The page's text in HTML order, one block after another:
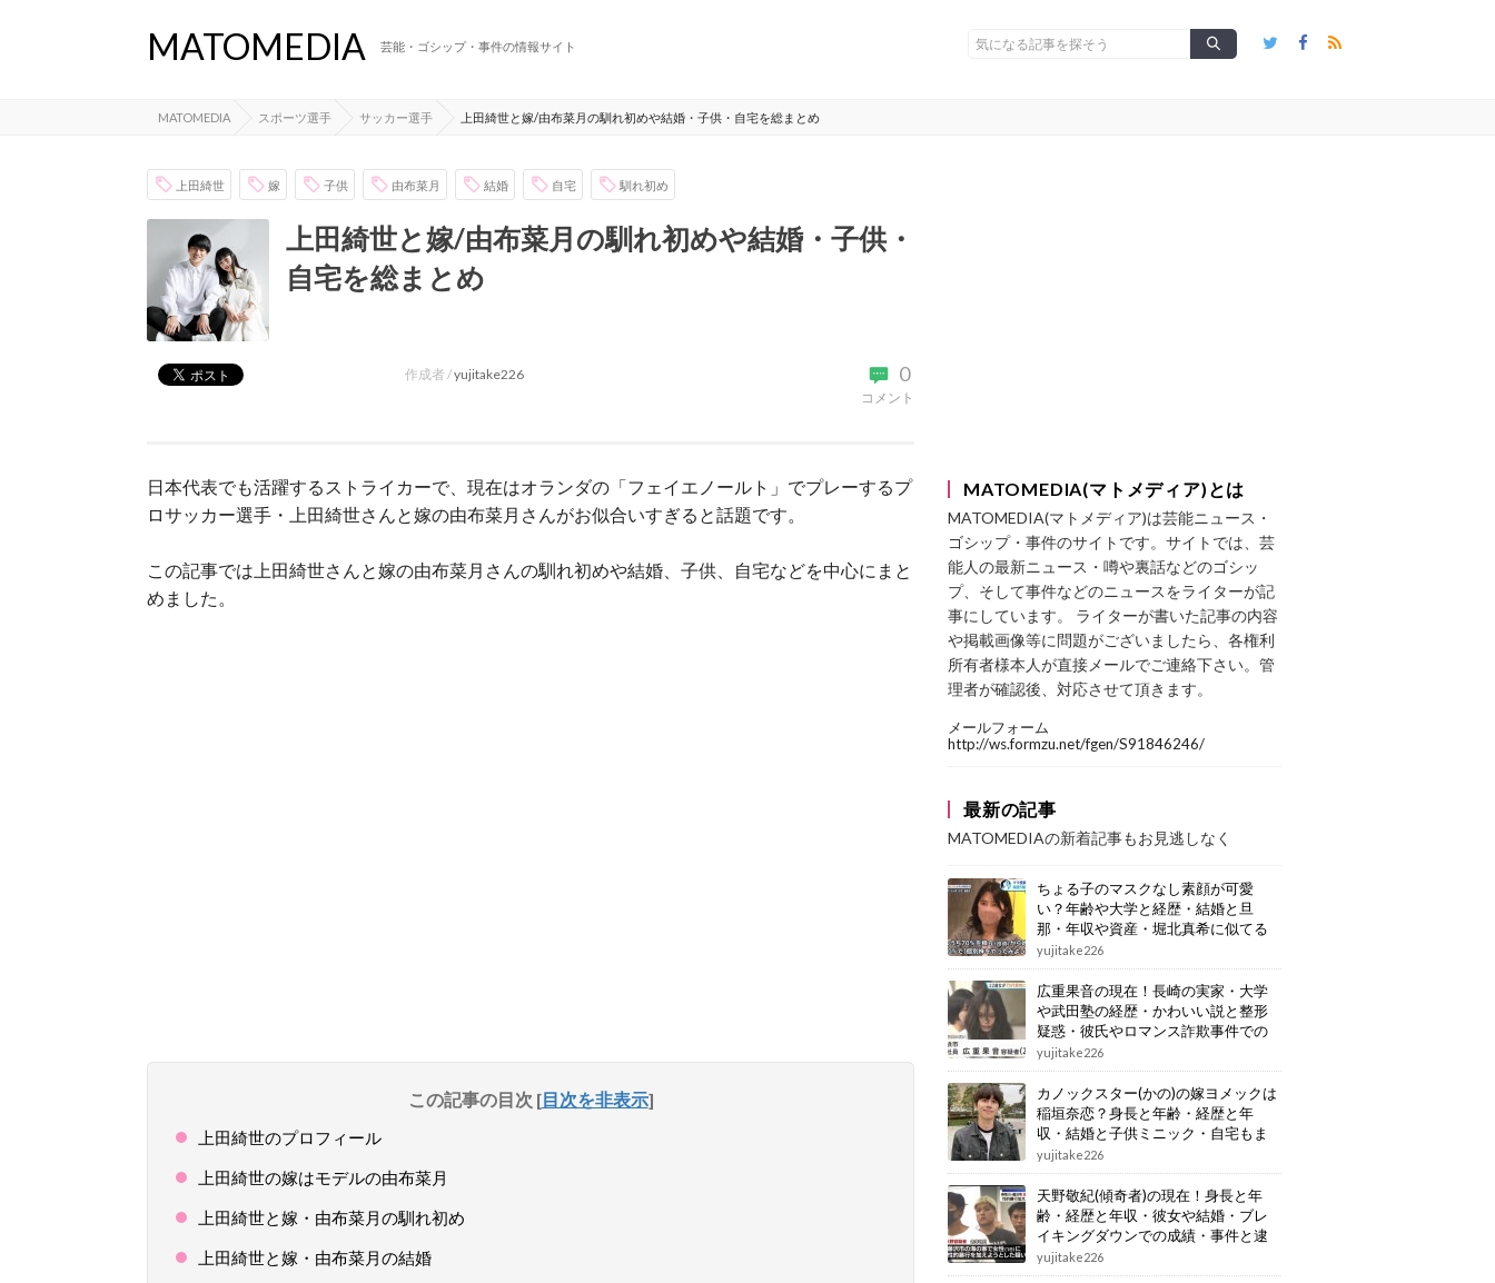
MATOMEDIA 芸能・ゴシップ・事件の情報サイト
MATOMEDIA スポーツ選手 サッカー選手 上田綺世と嫁/由布菜月の馴れ初めや結婚・子供・自宅を総まとめ
上田綺世 嫁 子供 由布菜月 結婚 自宅 馴れ初め
上田綺世と嫁/由布菜月の馴れ初めや結婚・子供・
自宅を総まとめ
0
コメント
作成者 /yujitake226
日本代表でも活躍するストライカーで、現在はオランダの「フェイエノールト」でプレーするプ
ロサッカー選手・上田綺世さんと嫁の由布菜月さんがお似合いすぎると話題です。
この記事では上田綺世さんと嫁の由布菜月さんの馴れ初めや結婚、子供、自宅などを中心にまと
めました。
この記事の目次 [目次を非表示]
上田綺世のプロフィール
上田綺世の嫁はモデルの由布菜月
上田綺世と嫁・由布菜月の馴れ初め
上田綺世と嫁・由布菜月の結婚
MATOMEDIA(マトメディア)とは
MATOMEDIA(マトメディア)は芸能ニュース・
ゴシップ・事件のサイトです。サイトでは、芸
能人の最新ニュース・噂や裏話などのゴシッ
プ、そして事件などのニュースをライターが記
事にしています。 ライターが書いた記事の内容
や掲載画像等に問題がございましたら、各権利
所有者様本人が直接メールでご連絡下さい。管
理者が確認後、対応させて頂きます。
メールフォーム
http://ws.formzu.net/fgen/S91846246/
最新の記事
MATOMEDIAの新着記事もお見逃しなく
ちょる子のマスクなし素顔が可愛
い？年齢や大学と経歴・結婚と旦
那・年収や資産・堀北真希に似てる
画像もまとめ
yujitake226
広重果音の現在！長崎の実家・大学
や武田塾の経歴・かわいい説と整形
疑惑・彼氏やロマンス詐欺事件での
逮捕もまとめ
yujitake226
カノックスター(かの)の嫁ヨメックは
稲垣奈恋？身長と年齢・経歴と年
収・結婚と子供ミニック・自宅もま
とめ
yujitake226
天野敬紀(傾奇者)の現在！身長と年
齢・経歴と年収・彼女や結婚・ブレ
イキングダウンでの成績・事件と逮
捕もまとめ
yujitake226